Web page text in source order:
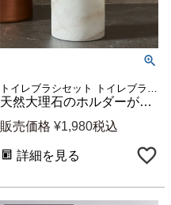
トイレブラシセット トイレブラシホルダー トイレブラシケース
天然大理石のホルダーが生活感を消すトイレブラシセット クレア 高さ約38cm [66730]
販売価格 ¥1,980税込
詳細を見る